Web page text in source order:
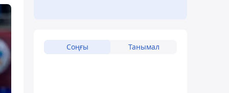
Соңғы Танымал